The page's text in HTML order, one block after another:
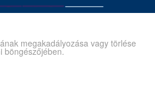
megakadályozása vagy törlése
böngészőjében.